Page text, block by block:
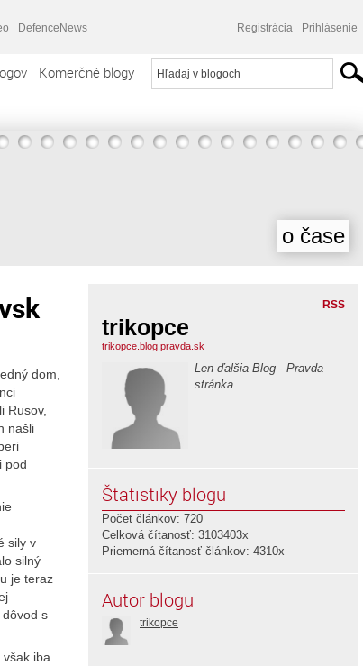
DefenceNews Registrácia Prihlásenie
Komerčné blogy
o čase
dom,
Rusov,
našli
pod
sily v
silný
je teraz
s
iba
RSS
trikopce
trikopce.blog.pravda.sk
Len ďalšia Blog - Pravda
stránka
Štatistiky blogu
Počet článkov: 720
Celková čítanosť: 3103403x
Priemerná čítanosť článkov: 4310x
Autor blogu
trikopce